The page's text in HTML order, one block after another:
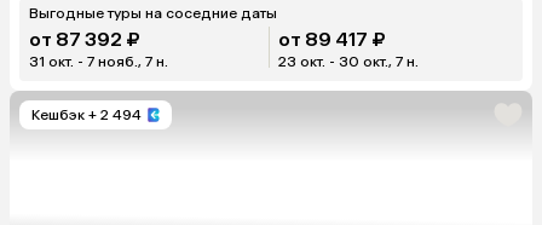
Выгодные туры на соседние даты
от 87 392 ₽
31 окт. - 7 нояб., 7 н.
от 89 417 ₽
23 окт. - 30 окт., 7 н.
Кешбэк + 2 494